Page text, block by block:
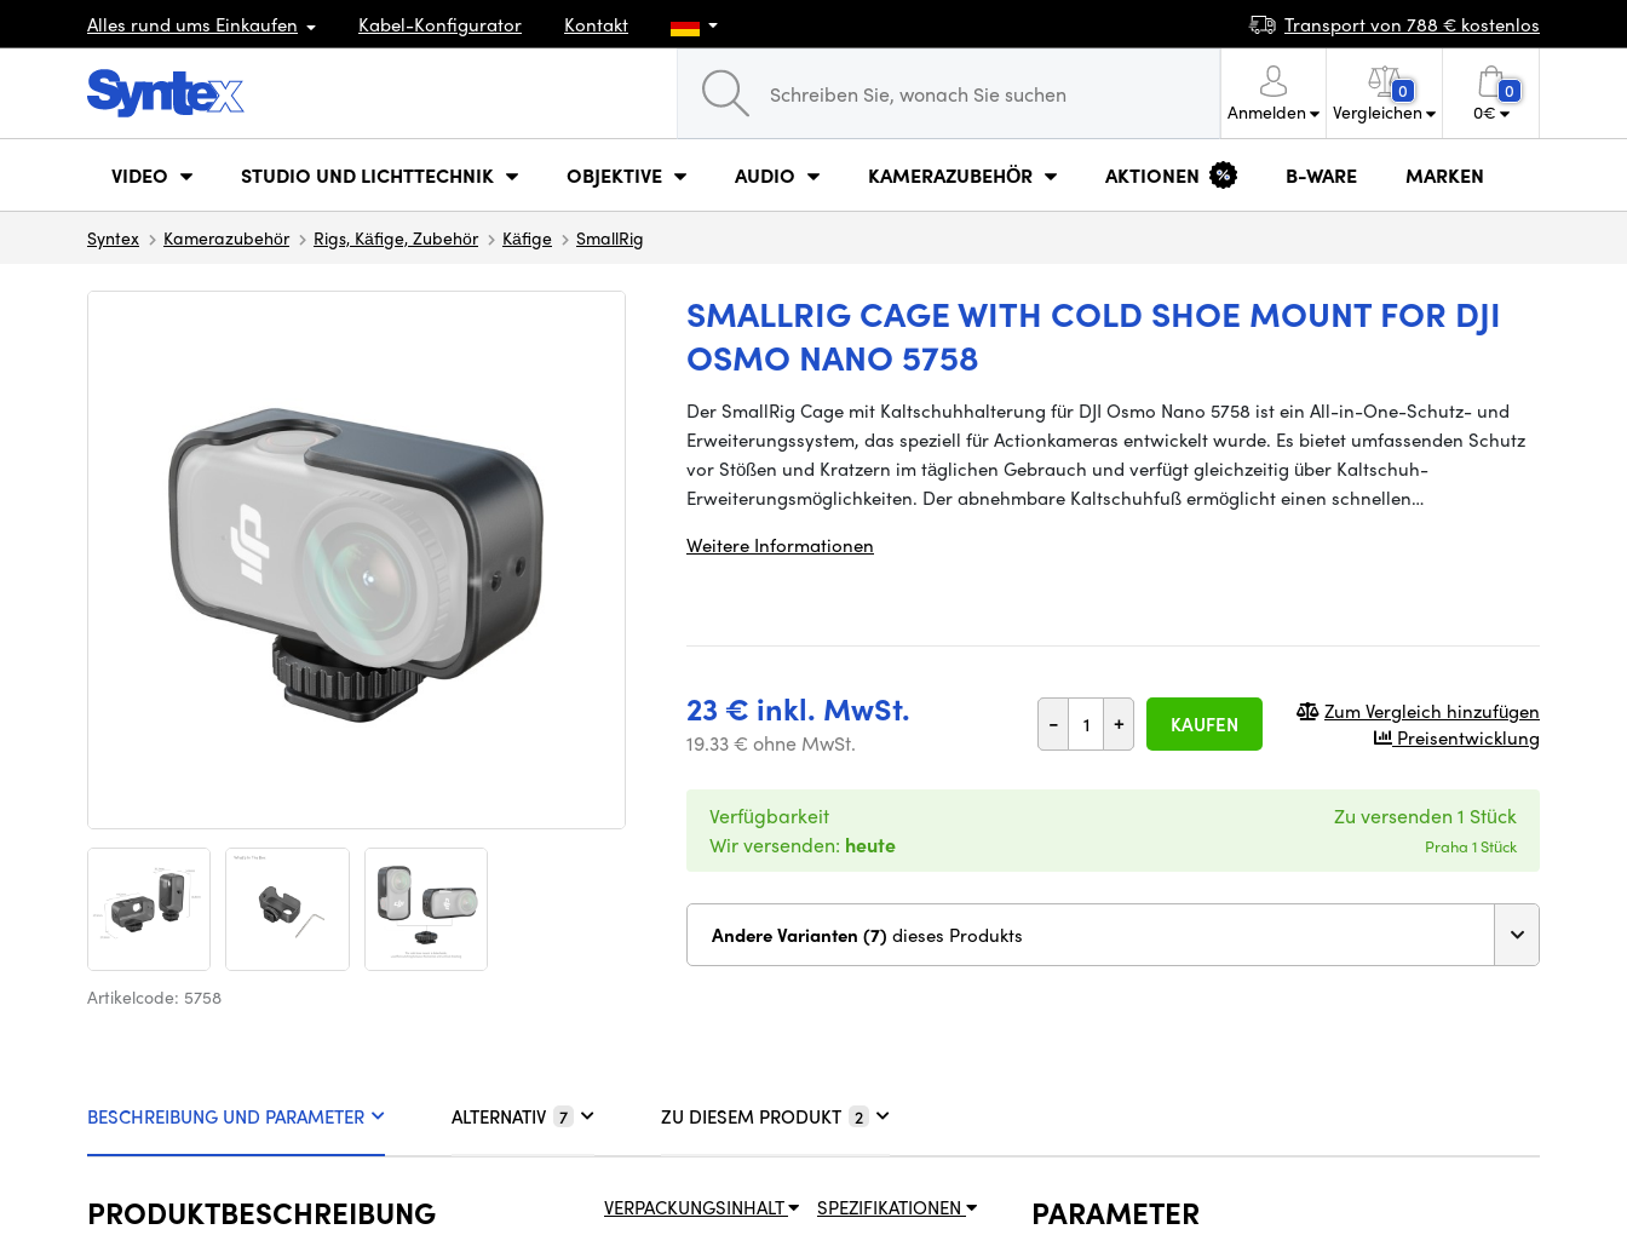
Alles rund ums Einkaufen Kabel-Konfigurator Kontakt Transport von 788 € kostenlos
Anmelden
0
Vergleichen
0
0€
VIDEO STUDIO UND LICHTTECHNIK OBJEKTIVE AUDIO KAMERAZUBEHÖR AKTIONEN B-WARE MARKEN
Syntex Kamerazubehör Rigs, Käfige, Zubehör Käfige SmallRig
SMALLRIG CAGE WITH COLD SHOE MOUNT FOR DJI
OSMO NANO 5758
Artikelcode: 5758
Der SmallRig Cage mit Kaltschuhhalterung für DJI Osmo Nano 5758 ist ein All-in-One-Schutz- und
Erweiterungssystem, das speziell für Actionkameras entwickelt wurde. Es bietet umfassenden Schutz
vor Stößen und Kratzern im täglichen Gebrauch und verfügt gleichzeitig über Kaltschuh-
Erweiterungsmöglichkeiten. Der abnehmbare Kaltschuhfuß ermöglicht einen schnellen…
Weitere Informationen
23 € inkl. MwSt.
19.33 € ohne MwSt.
- + KAUFEN
Zum Vergleich hinzufügen
Preisentwicklung
Verfügbarkeit
Wir versenden: heute
Zu versenden 1 Stück
Praha 1 Stück
Andere Varianten (7) dieses Produkts
BESCHREIBUNG UND PARAMETER ALTERNATIV 7 ZU DIESEM PRODUKT 2
SPEZIFIKATIONEN
VERPACKUNGSINHALT
PRODUKTBESCHREIBUNG PARAMETER